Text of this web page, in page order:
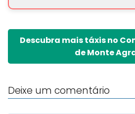
Descubra mais táxis no
de Monte
Deixe um comentário